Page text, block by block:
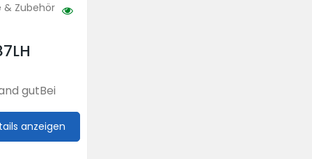
& Zubehör
gutBei
anzeigen